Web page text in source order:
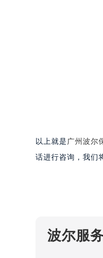
吉
吉
辽
以上就是 广州波尔
话进行咨询，我们
波尔服